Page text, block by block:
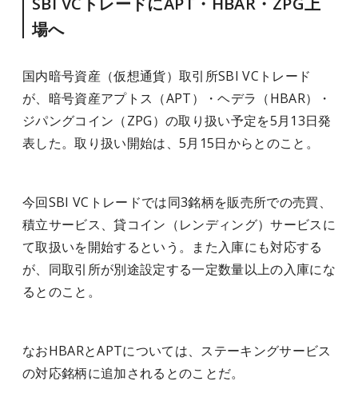
場へ
国内暗号資産（仮想通貨）取引所SBI VCトレード
が、暗号資産アプトス（APT）・ヘデラ（HBAR）・
ジパングコイン（ZPG）の取り扱い予定を5月13日発
表した。取り扱い開始は、5月15日からとのこと。
今回SBI VCトレードでは同3銘柄を販売所での売買、
積立サービス、貸コイン（レンディング）サービスに
て取扱いを開始するという。また入庫にも対応する
が、同取引所が別途設定する一定数量以上の入庫にな
るとのこと。
なおHBARとAPTについては、ステーキングサービス
の対応銘柄に追加されるとのことだ。